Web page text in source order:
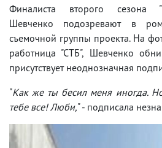
Финалиста второго сезона
Шевченко подозревают в
съемочной группы проекта. На
работница "СТБ", Шевченко
присутствует неоднозначная
"Как же ты бесил меня иногда.
тебе все! Люби," - подписала